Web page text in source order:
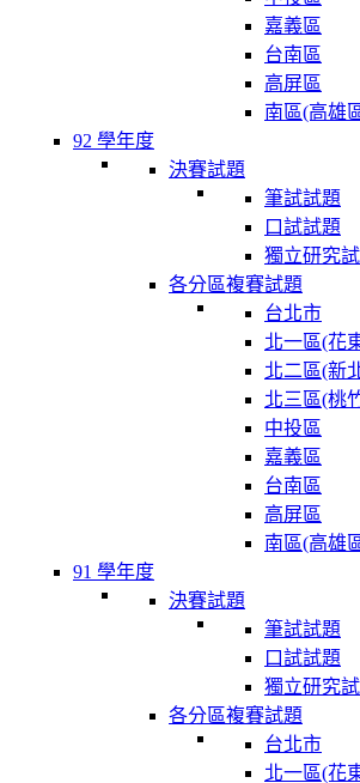
嘉義區
台南區
高屏區
南區(高雄
92 學年度
決賽試題
筆試試題
口試試題
獨立研究
各分區複賽試題
台北市
北一區(花
北二區(新
北三區(桃
中投區
嘉義區
台南區
高屏區
南區(高雄
91 學年度
決賽試題
筆試試題
口試試題
獨立研究
各分區複賽試題
台北市
北一區(花